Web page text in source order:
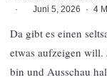
·
Juni 5, 2026 · 4
Da gibt es einen
etwas aufzeigen
bin und Ausschau